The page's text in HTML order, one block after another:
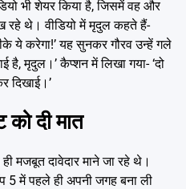
भी शेयर किया है, जिसमें वह और
रहे थे। वीडियो में मृदुल कहते हैं-
ये करेगा!’ यह सुनकर गौरव उन्हें गले
है, मृदुल।’ कैप्शन में लिखा गया- ‘दो
दिखाई।’
दी मात
मजबूत दावेदार माने जा रहे थे।
5 में पहले ही अपनी जगह बना ली